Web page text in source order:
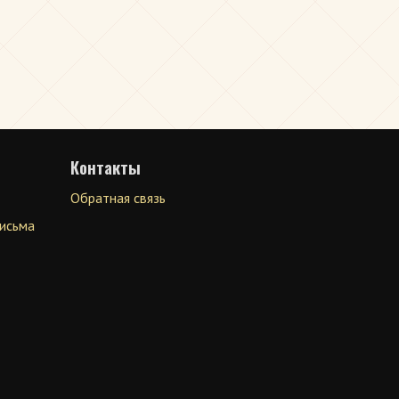
Контакты
Обратная связь